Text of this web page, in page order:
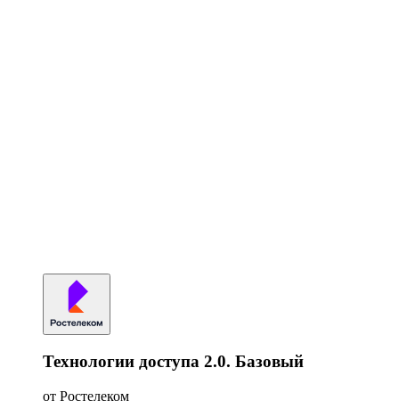
Технологии доступа 2.0. Базовый
от Ростелеком